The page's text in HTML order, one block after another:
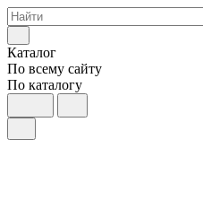
Каталог
По всему сайту
По каталогу